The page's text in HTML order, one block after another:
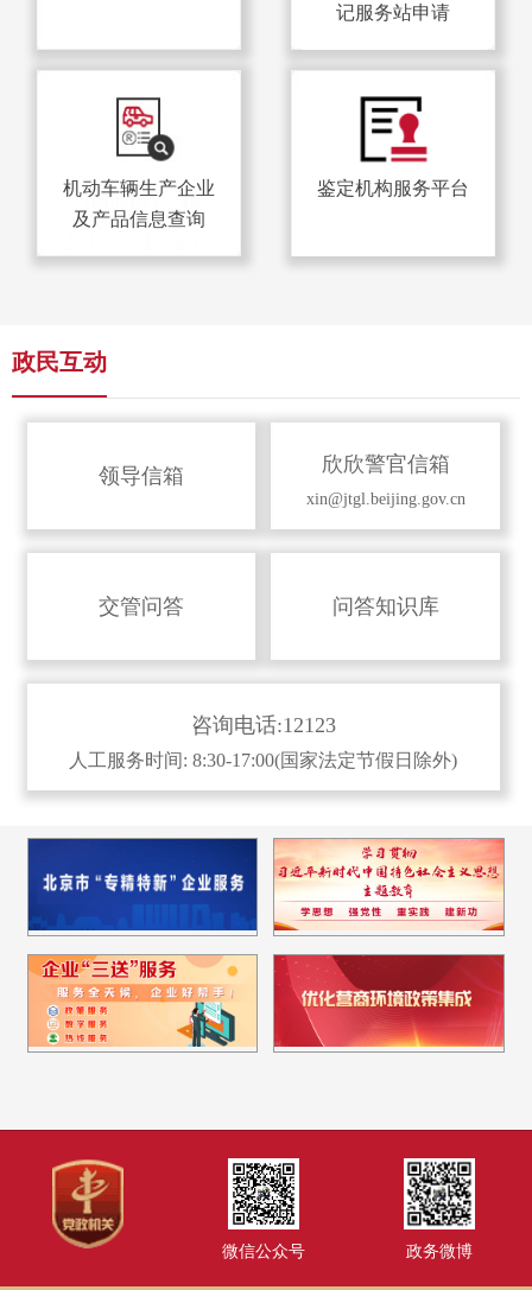
记服务站申请
机动车辆生产企业
及产品信息查询
鉴定机构服务平台
政民互动
领导信箱 欣欣警官信箱
xin@jtgl.beijing.gov.cn
交管问答 问答知识库
咨询电话:12123
人工服务时间: 8:30-17:00(国家法定节假日除外)
微信公众号 政务微博